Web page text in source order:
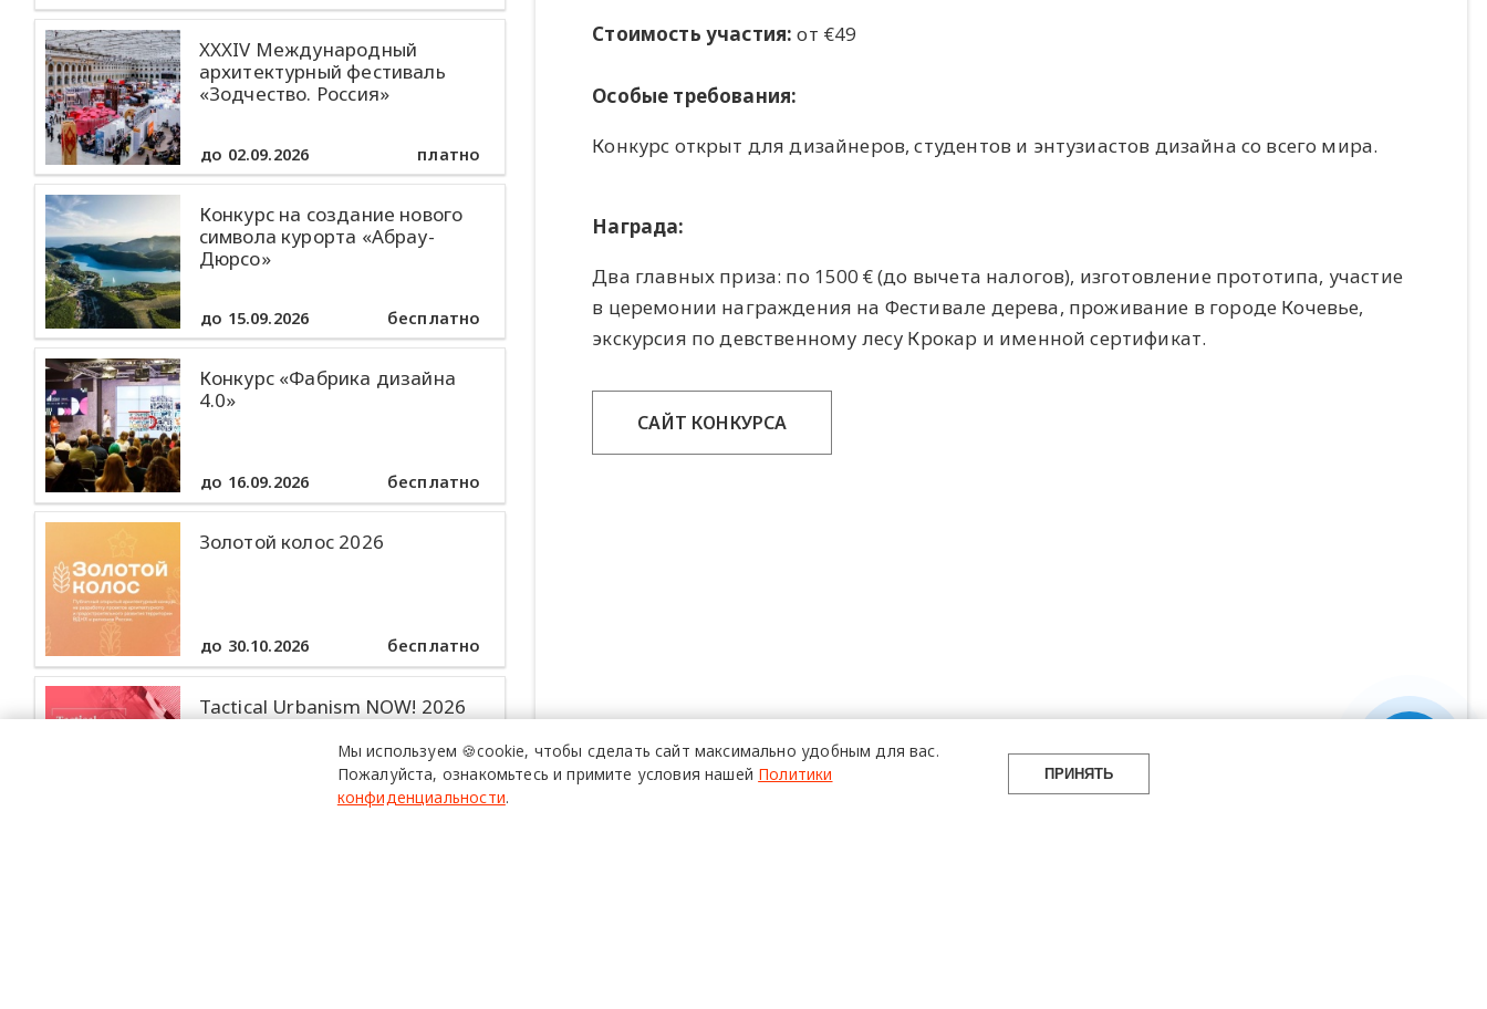
XXXIV Международный
архитектурный фестиваль
«Зодчество. Россия»
до 02.09.2026 платно
Конкурс на создание нового
символа курорта «Абрау-
Дюрсо»
до 15.09.2026 бесплатно
Конкурс «Фабрика дизайна
4.0»
до 16.09.2026 бесплатно
Золотой колос 2026
до 30.10.2026 бесплатно
Tactical Urbanism NOW! 2026
бесплатно
Стоимость участия: от €49
Особые требования:
Конкурс открыт для дизайнеров, студентов и энтузиастов дизайна со всего мира.
Награда:
Два главных приза: по 1500 € (до вычета налогов), изготовление прототипа, участие
в церемонии награждения на Фестивале дерева, проживание в городе Кочевье,
экскурсия по девственному лесу Крокар и именной сертификат.
САЙТ КОНКУРСА
Мы используем 🍪cookie, чтобы сделать сайт максимально удобным для вас.
Пожалуйста, ознакомьтесь и примите условия нашей Политики
конфиденциальности.
ПРИНЯТЬ